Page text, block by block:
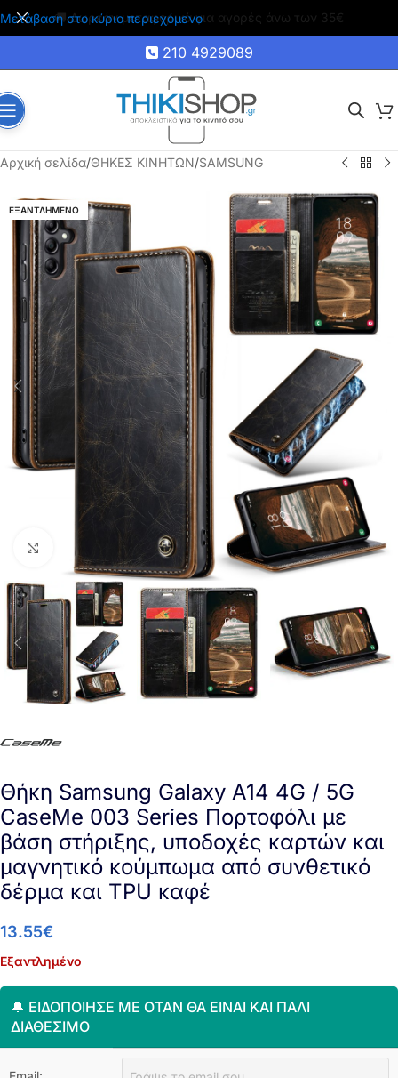
Μετάβαση στο κύριο περιεχόμενο
🚚 Δωρεάν μεταφορικά για αγορές άνω των 35€
210 4929089
Αρχική σελίδα/ΘΗΚΕΣ ΚΙΝΗΤΩΝ/SAMSUNG
ΕΞΑΝΤΛΗΜΕΝΟ
Θήκη Samsung Galaxy A14 4G / 5G
CaseMe 003 Series Πορτοφόλι με
βάση στήριξης, υποδοχές καρτών και
μαγνητικό κούμπωμα από συνθετικό
δέρμα και TPU καφέ
13.55€
Εξαντλημένο
🔔 ΕΙΔΟΠΟΊΗΣΈ ΜΕ ΌΤΑΝ ΘΑ ΕΊΝΑΙ ΚΑΙ ΠΆΛΙ
ΔΙΑΘΈΣΙΜΟ